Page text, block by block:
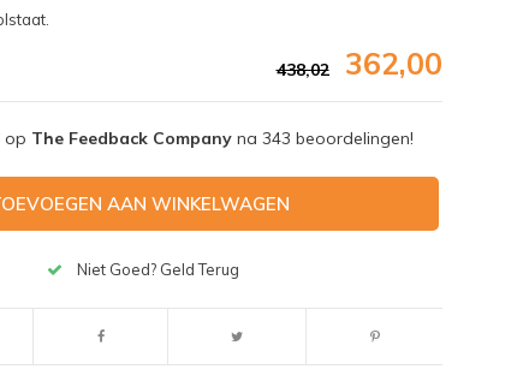
438,02 362,00
op The Feedback Companyna 343 beoordelingen!
AAN WINKELWAGEN
Niet Goed? Geld Terug